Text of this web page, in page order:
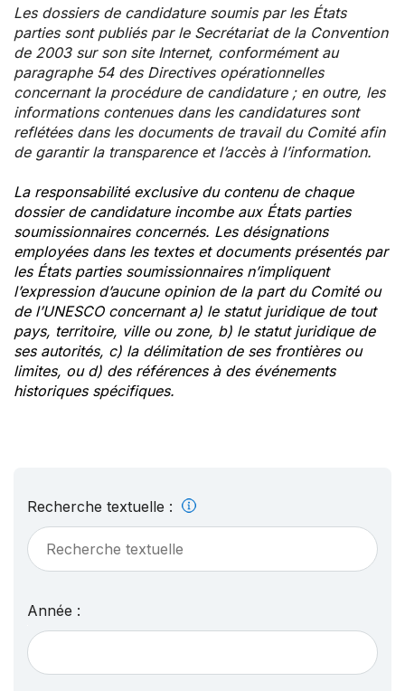
Les dossiers de candidature soumis par les États
parties sont publiés par le Secrétariat de la Convention
de 2003 sur son site Internet, conformément au
paragraphe 54 des Directives opérationnelles
concernant la procédure de candidature ; en outre, les
informations contenues dans les candidatures sont
reflétées dans les documents de travail du Comité afin
de garantir la transparence et l’accès à l’information.
La responsabilité exclusive du contenu de chaque
dossier de candidature incombe aux États parties
soumissionnaires concernés. Les désignations
employées dans les textes et documents présentés par
les États parties soumissionnaires n’impliquent
l’expression d’aucune opinion de la part du Comité ou
de l’UNESCO concernant a) le statut juridique de tout
pays, territoire, ville ou zone, b) le statut juridique de
ses autorités, c) la délimitation de ses frontières ou
limites, ou d) des références à des événements
historiques spécifiques.
Recherche textuelle :
Année :